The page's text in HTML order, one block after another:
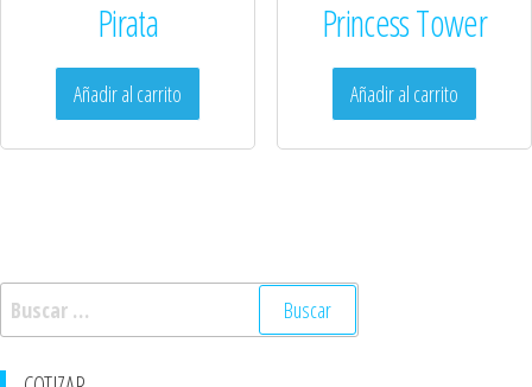
Pirata
Añadir al carrito
Princess Tower
Añadir al carrito